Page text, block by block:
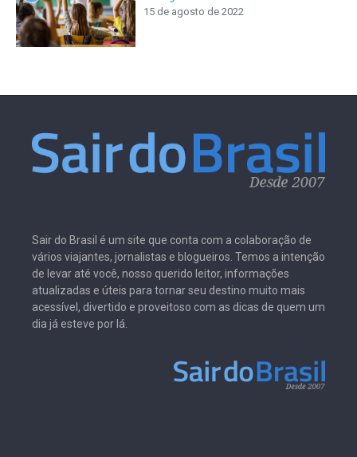
15 de agosto de 2022
Sair do Brasil é um site que conta com a colaboração de
vários viajantes, jornalistas e blogueiros. Temos a intenção
de levar até você, nosso querido leitor, informações
atualizadas e úteis para tornar seu destino muito mais
acessível, divertido e proveitoso com as dicas de quem um
dia já esteve por lá.